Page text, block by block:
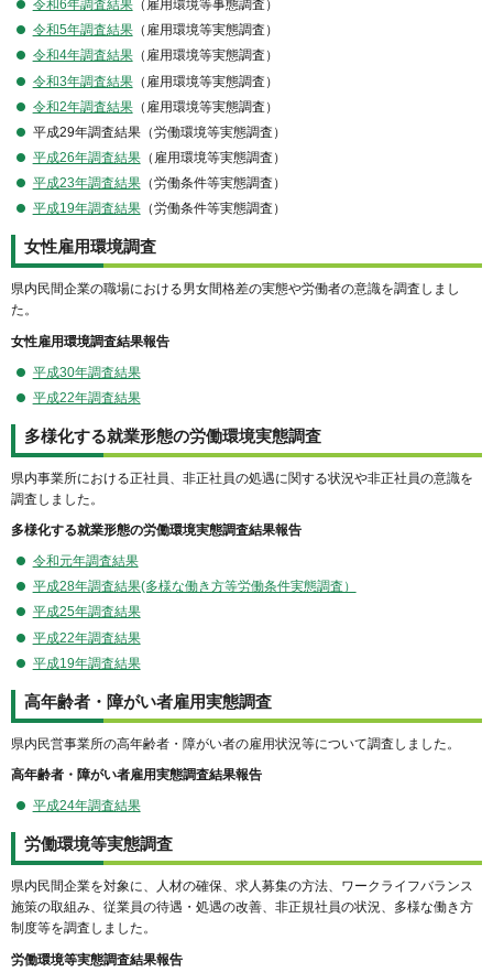
令和6年調査結果（雇用環境等事態調査）
令和5年調査結果（雇用環境等実態調査）
令和4年調査結果（雇用環境等実態調査）
令和3年調査結果（雇用環境等実態調査）
令和2年調査結果（雇用環境等実態調査）
平成29年調査結果（労働環境等実態調査）
平成26年調査結果（雇用環境等実態調査）
平成23年調査結果（労働条件等実態調査）
平成19年調査結果（労働条件等実態調査）
女性雇用環境調査
県内民間企業の職場における男女間格差の実態や労働者の意識を調査しまし
た。
女性雇用環境調査結果報告
平成30年調査結果
平成22年調査結果
多様化する就業形態の労働環境実態調査
県内事業所における正社員、非正社員の処遇に関する状況や非正社員の意識を
調査しました。
多様化する就業形態の労働環境実態調査結果報告
令和元年調査結果
平成28年調査結果(多様な働き方等労働条件実態調査）
平成25年調査結果
平成22年調査結果
平成19年調査結果
高年齢者・障がい者雇用実態調査
県内民営事業所の高年齢者・障がい者の雇用状況等について調査しました。
高年齢者・障がい者雇用実態調査結果報告
平成24年調査結果
労働環境等実態調査
県内民間企業を対象に、人材の確保、求人募集の方法、ワークライフバランス
施策の取組み、従業員の待遇・処遇の改善、非正規社員の状況、多様な働き方
制度等を調査しました。
労働環境等実態調査結果報告